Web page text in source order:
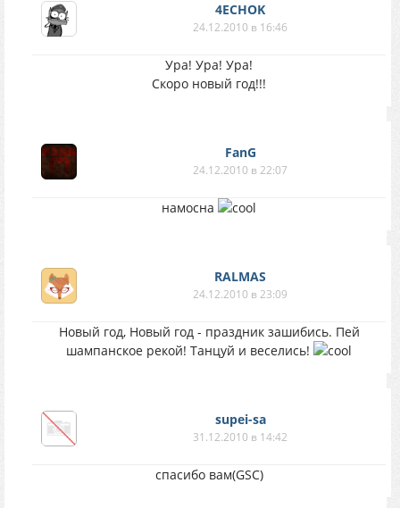
4ECHOK
24.12.2010 в 16:46
Ура! Ура! Ура!
Скоро новый год!!!
FanG
24.12.2010 в 22:07
намосна
RALMAS
24.12.2010 в 23:09
Новый год, Новый год - праздник зашибись. Пей
шампанское рекой! Танцуй и веселись!
supei-sa
31.12.2010 в 14:42
спасибо вам(GSC)